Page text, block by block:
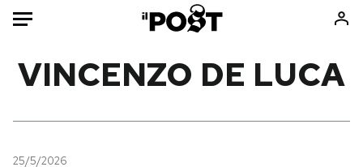
Mondo
VINCENZO DE LUCA
25/5/2026